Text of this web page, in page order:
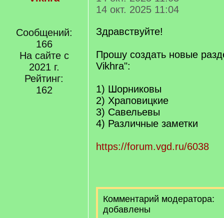
Сообщений:
166
На сайте с
2021 г.
Рейтинг:
162
14 окт. 2025 11:04
Здравствуйте!
Прошу создать новые
Vikhra":
1) Шорниковы
2) Храповицкие
3) Савельевы
4) Различные заметки
https://forum.vgd.ru/6038
Комментарий модератора:
добавлены